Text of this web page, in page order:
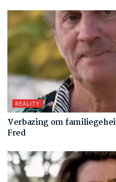
REALITY
Verbazing om
Fred